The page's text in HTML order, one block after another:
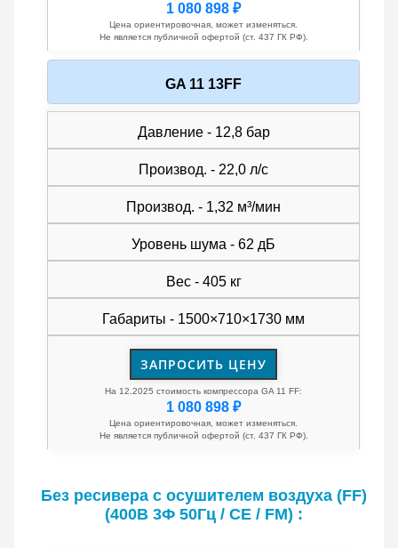
1 080 898 ₽
Цена ориентировочная, может изменяться.
Не является публичной офертой (ст. 437 ГК РФ).
GA 11 13FF
Давление - 12,8 бар
Производ. - 22,0 л/с
Производ. - 1,32 м³/мин
Уровень шума - 62 дБ
Вес - 405 кг
Габариты - 1500×710×1730 мм
ЗАПРОСИТЬ ЦЕНУ
На 12.2025 стоимость компрессора GA 11 FF:
1 080 898 ₽
Цена ориентировочная, может изменяться.
Не является публичной офертой (ст. 437 ГК РФ).
Без ресивера c осушителем воздуха (FF)
(400В 3Ф 50Гц / CE / FM) :